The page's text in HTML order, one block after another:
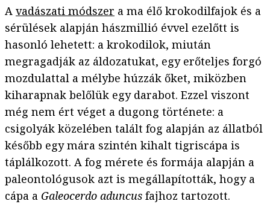
A vadászati módszer a ma élő krokodilfajok és a
sérülések alapján hászmillió évvel ezelőtt is
hasonló lehetett: a krokodilok, miután
megragadják az áldozatukat, egy erőteljes forgó
mozdulattal a mélybe húzzák őket, miközben
kiharapnak belőlük egy darabot. Ezzel viszont
még nem ért véget a dugong története: a
csigolyák közelében talált fog alapján az állatból
később egy mára szintén kihalt tigriscápa is
táplálkozott. A fog mérete és formája alapján a
paleontológusok azt is megállapították, hogy a
cápa a Galeocerdo aduncus fajhoz tartozott.